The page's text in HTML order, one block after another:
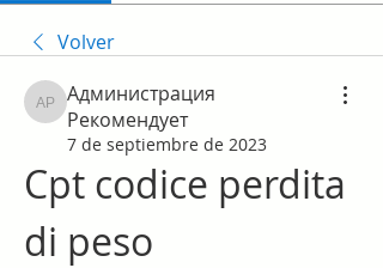
Volver
Администрация Рекомендует
Администрация
Рекомендует
7 de septiembre de 2023
Cpt codice perdita
di peso